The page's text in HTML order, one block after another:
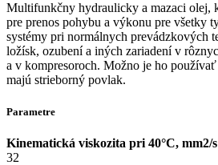
Multifunkčny hydraulicky a mazaci olej,
pre prenos pohybu a výkonu pre všetky
systémy pri normálnych prevádzkových
ložísk, ozubení a iných zariadení v
a v kompresoroch. Možno je ho
majú strieborný povlak.
Parametre
Kinematická viskozita pri 40°C, mm2/s
32